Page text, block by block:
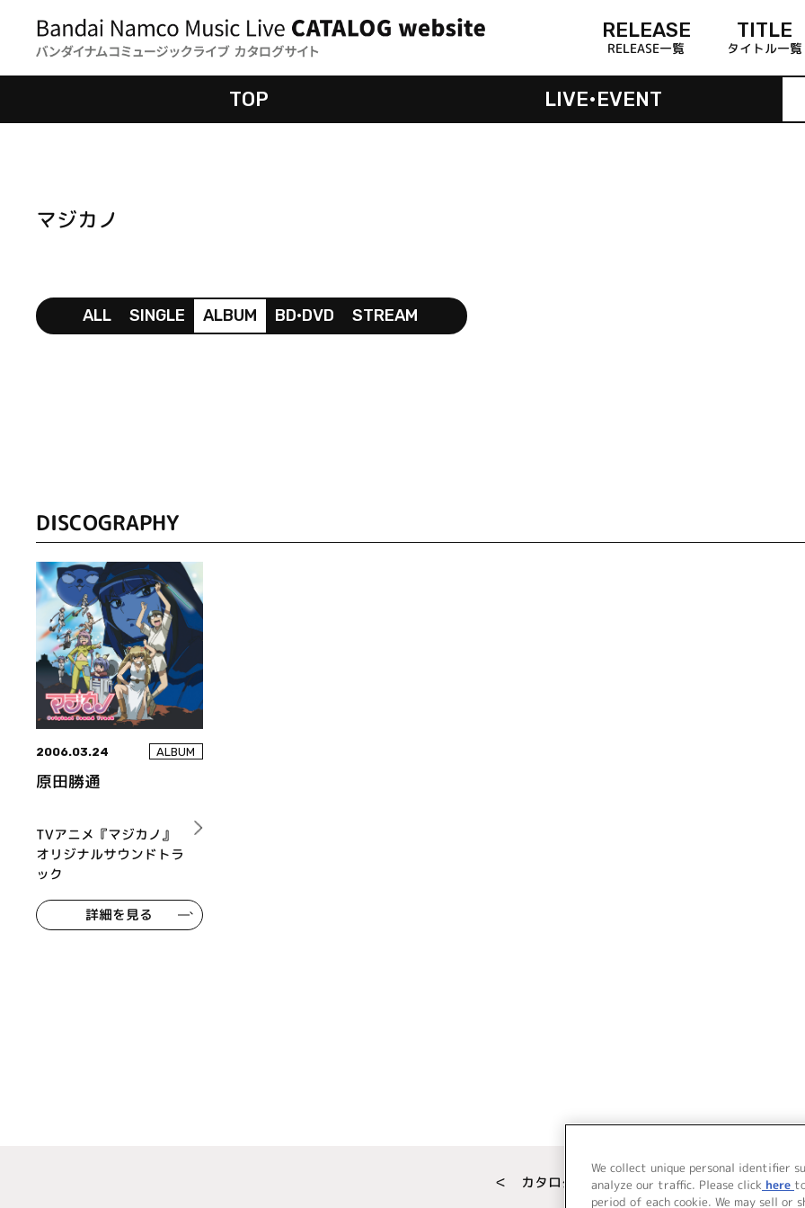
RELEASE
RELEASE一覧
TITLE
タイトル一覧
TOP LIVE•EVENT
マジカノ
ALL SINGLE ALBUM BD•DVD STREAM
DISCOGRAPHY
2006.03.24 ALBUM
原田勝通
TVアニメ『マジカノ』
オリジナルサウンドトラ
ック
詳細を見る
＜ カタログサイト トップページへ
We collect unique personal identifier
analyze our traffic. Please click here
period of each cookie. We may sell